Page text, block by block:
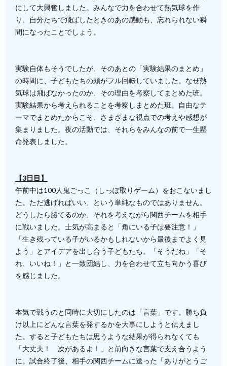
にして大興奮しました。みんなで力を合わせて熱気球を作
り、自分たちで飛ばしたときのあの感動も、忘れられない瞬
間になったことでしょう。
実験自体もそうでしたが、そのあとの「実験結果のまとめ」
の時間に、子どもたちの頭がフル回転していました。なぜ熱
気球は飛ばなかったのか、その理由を考察してまとめた班。
実験結果から考えられることを考察しまとめた班。自由なテ
ーマでまとめたからこそ、さまざまな視点での考えや感想が
集まりました。夜の活動では、それらをみんなの前で一生懸
命発表しました。
【3日目】
午前中は100人鬼ごっこ（しっぽ取りゲーム）をおこないまし
た。ただ逃げればいい、という単純なものではありません。
どうしたら勝てるのか、それを考えながら関西チームを相手
に戦いました。士気が高まると「角にいる子は要注意！」
「生き残っている子がいるかもしれないから最後までよく見
よう」とアイデアを出し合う子どもたち。「そうだね」「そ
れ、いいね！」と一致団結し、力を合わせて立ち向かう喜び
を感じました。
本気で戦うのと同時に大切にしたのは「言葉」です。勝ち負
け以上にどんな言葉を発するかを大事にしようと伝えまし
た。すると子どもたちは思うような結果が得られなくても
「大丈夫！ 次があるよ！」と前向きな言葉で支え合うよう
に。試合終了後、相手の関西チームに送った「ありがとうご